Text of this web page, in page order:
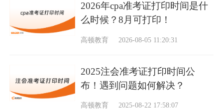
2026年cpa准考证打印时间是什
么时候？8月可打印！
高顿教育 2026-08-05 11:20:31
2025注会准考证打印时间公
布！遇到问题如何解决？
高顿教育 2025-08-22 17:58:07